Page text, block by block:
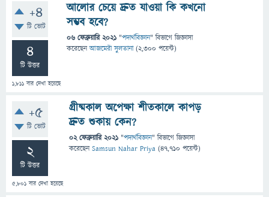
+4
টি ভোট
4
টি উত্তর
1,811 বার দেখা হয়েছে
আলোর চেয়ে দ্রুত যাওয়া কি কখনো
সম্ভব হবে?
06 ফেব্রুয়ারি 2021 "পদার্থবিজ্ঞান" বিভাগে জিজ্ঞাসা
করেছেনআজমেরী সুলতানা (2,300 পয়েন্ট)
+5
টি ভোট
2
টি উত্তর
5,801 বার দেখা হয়েছে
গ্রীষ্মকাল অপেক্ষা শীতকালে কাপড়
দ্রুত শুকায় কেন?
02 ফেব্রুয়ারি 2021 "পদার্থবিজ্ঞান" বিভাগে জিজ্ঞাসা
করেছেনSamsun Nahar Priya (47,710 পয়েন্ট)